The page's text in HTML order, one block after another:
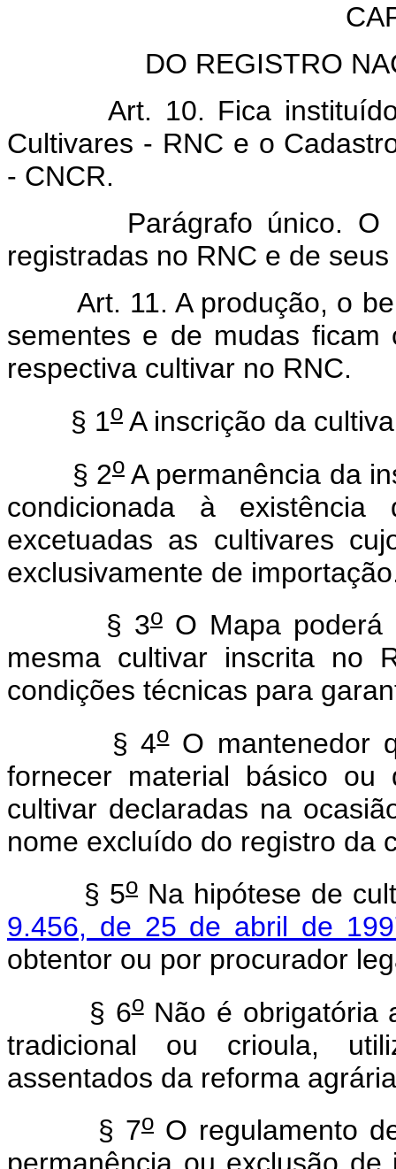
DO REGISTRO
Art. 10. Fica
Cultivares - RNC e o
- CNCR.
Parágrafo único. O
registradas no RNC e de
Art. 11. A produção, o
sementes e de mudas ficam
respectiva cultivar no RNC.
§ 1o A inscrição da
§ 2oA permanência da
condicionada à
excetuadas as cultivares
exclusivamente de
§ 3o O Mapa poderá
mesma cultivar inscrita no
condições técnicas para
§ 4oO mantenedor
fornecer material básico ou
cultivar declaradas na
nome excluído do registro da
§ 5o Na hipótese de
9.456, de 25 de abril de
obtentor ou por procurador
§ 6oNão é obrigatória
tradicional ou crioula,
assentados da reforma
§ 7oO regulamento